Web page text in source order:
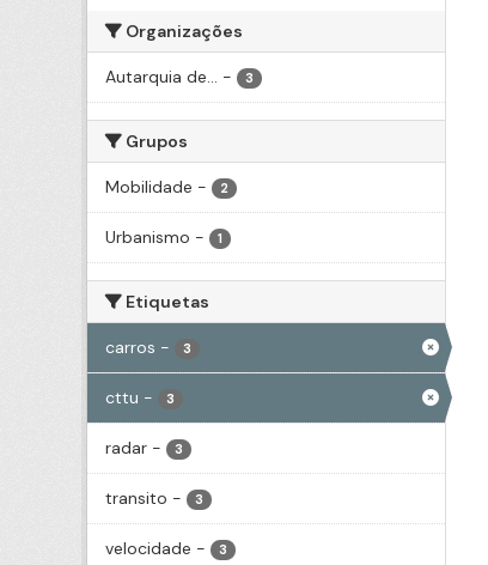
Organizações
Autarquia de... - 3
Grupos
Mobilidade - 2
Urbanismo - 1
Etiquetas
carros - 3
cttu - 3
radar - 3
transito - 3
velocidade - 3